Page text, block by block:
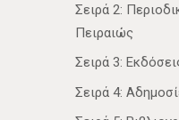
Σειρά 2:
Πειραιώς
Σειρά 3:
Σειρά 4: